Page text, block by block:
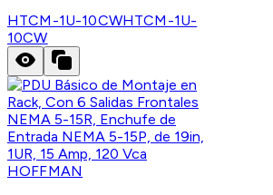
HTCM-1U-10CWHTCM-1U-
10CW
HOFFMAN